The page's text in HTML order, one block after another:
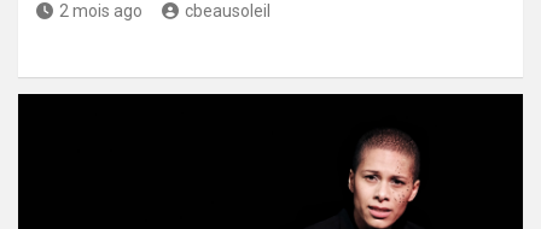
2 mois ago cbeausoleil